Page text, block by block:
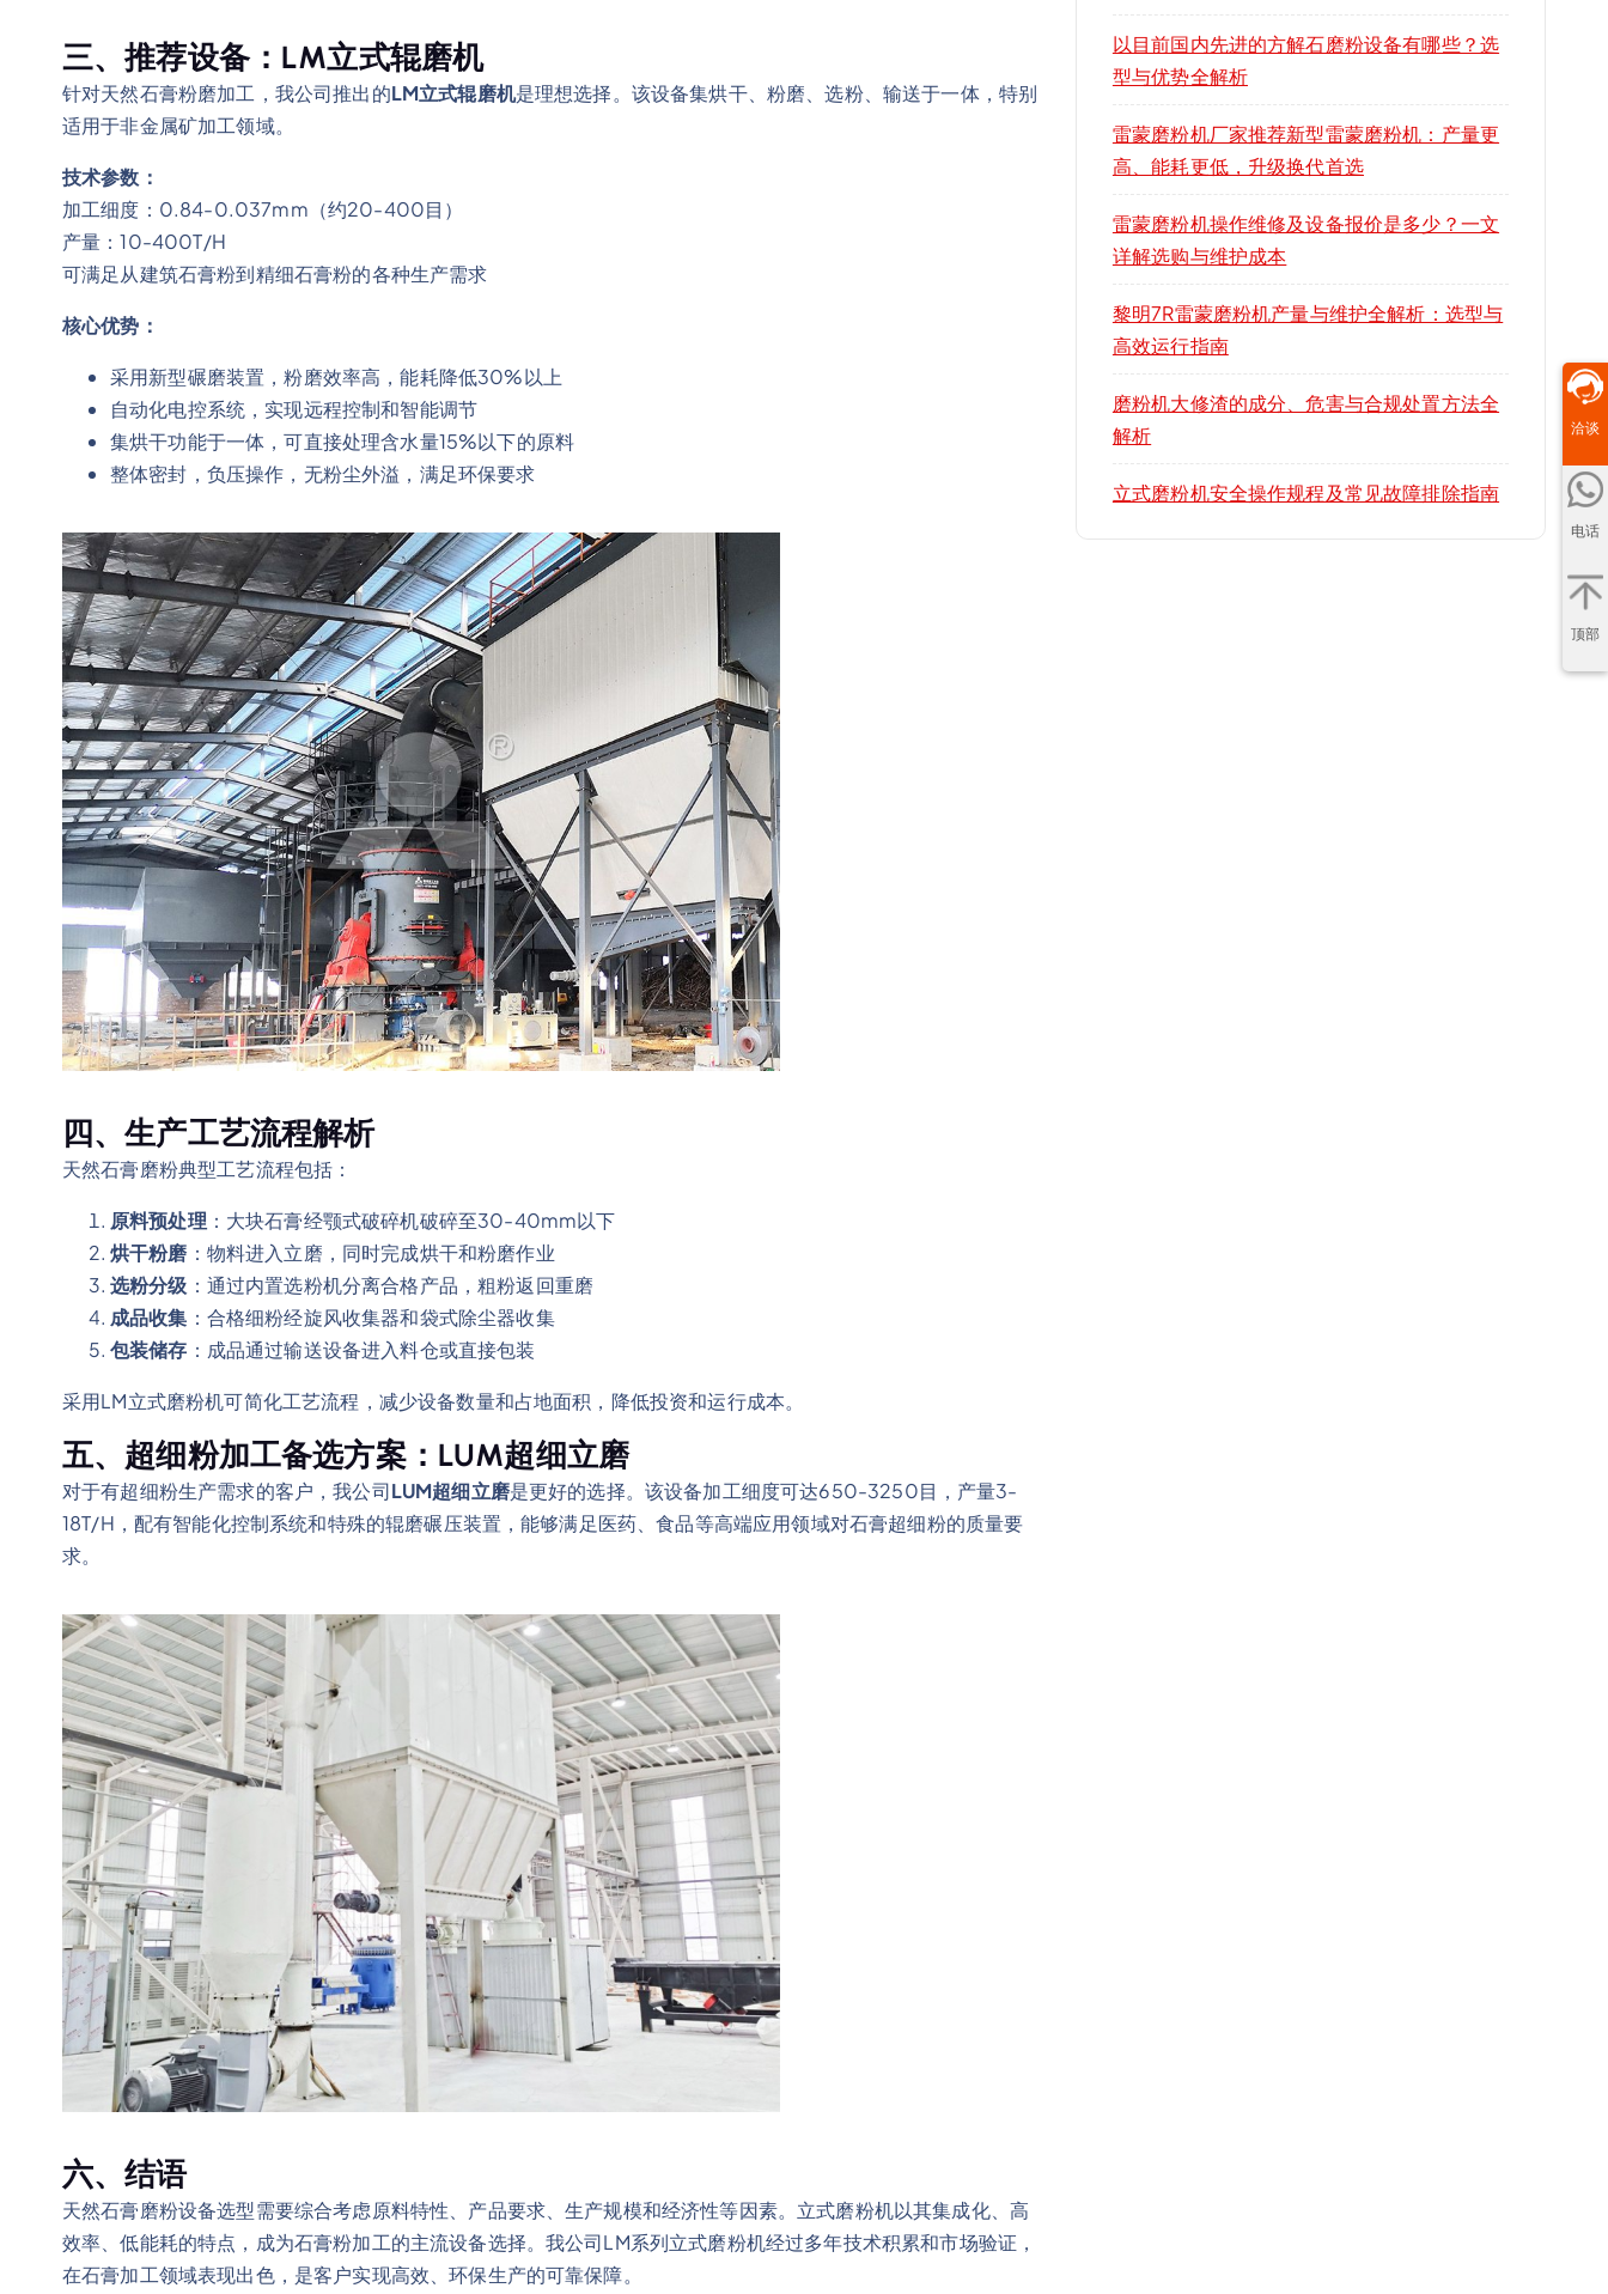
三、推荐设备：LM立式辊磨机
针对天然石膏粉磨加工，我公司推出的LM立式辊磨机是理想选择。该设备集烘干、粉磨、选粉、输送于一体，特别
适用于非金属矿加工领域。
技术参数：
加工细度：0.84-0.037mm（约20-400目）
产量：10-400T/H
可满足从建筑石膏粉到精细石膏粉的各种生产需求
核心优势：
采用新型碾磨装置，粉磨效率高，能耗降低30%以上
自动化电控系统，实现远程控制和智能调节
集烘干功能于一体，可直接处理含水量15%以下的原料
整体密封，负压操作，无粉尘外溢，满足环保要求
四、生产工艺流程解析
天然石膏磨粉典型工艺流程包括：
原料预处理 ：大块石膏经颚式破碎机破碎至30-40mm以下
烘干粉磨 ：物料进入立磨，同时完成烘干和粉磨作业
选粉分级 ：通过内置选粉机分离合格产品，粗粉返回重磨
成品收集 ：合格细粉经旋风收集器和袋式除尘器收集
包装储存 ：成品通过输送设备进入料仓或直接包装
采用LM立式磨粉机可简化工艺流程，减少设备数量和占地面积，降低投资和运行成本。
五、超细粉加工备选方案：LUM超细立磨
对于有超细粉生产需求的客户，我公司LUM超细立磨是更好的选择。该设备加工细度可达650-3250目，产量3-
18T/H，配有智能化控制系统和特殊的辊磨碾压装置，能够满足医药、食品等高端应用领域对石膏超细粉的质量要
求。
六、结语
天然石膏磨粉设备选型需要综合考虑原料特性、产品要求、生产规模和经济性等因素。立式磨粉机以其集成化、高
效率、低能耗的特点，成为石膏粉加工的主流设备选择。我公司LM系列立式磨粉机经过多年技术积累和市场验证，
在石膏加工领域表现出色，是客户实现高效、环保生产的可靠保障。
以目前国内先进的方解石磨粉设备有哪些？选
型与优势全解析
雷蒙磨粉机厂家推荐新型雷蒙磨粉机：产量更
高、能耗更低，升级换代首选
雷蒙磨粉机操作维修及设备报价是多少？一文
详解选购与维护成本
黎明7R雷蒙磨粉机产量与维护全解析：选型与
高效运行指南
磨粉机大修渣的成分、危害与合规处置方法全
解析
立式磨粉机安全操作规程及常见故障排除指南
洽谈
电话
顶部